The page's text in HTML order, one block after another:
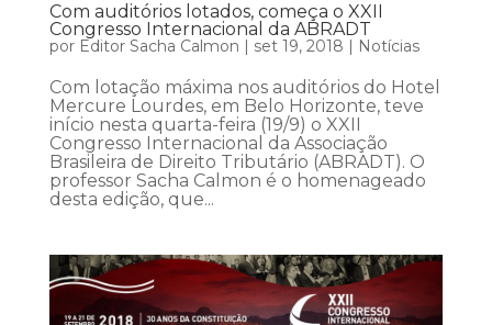
Com auditórios lotados, começa o XXII
Congresso Internacional da ABRADT
por Editor Sacha Calmon set 19, 2018 Notícias
Com lotação máxima nos auditórios do Hotel
Mercure Lourdes, em Belo Horizonte, teve
início nesta quarta-feira (19/9) o XXII
Congresso Internacional da Associação
Brasileira de Direito Tributário (ABRADT). O
professor Sacha Calmon é o homenageado
desta edição, que...